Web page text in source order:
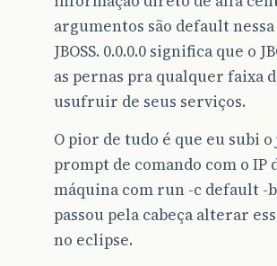
argumentos são default
JBOSS. 0.0.0.0 significa que o
as pernas pra qualquer faixa
usufruir de seus serviços.
O pior de tudo é que eu subi o
prompt de comando com o IP
máquina com run -c default -
passou pela cabeça alterar
no eclipse.